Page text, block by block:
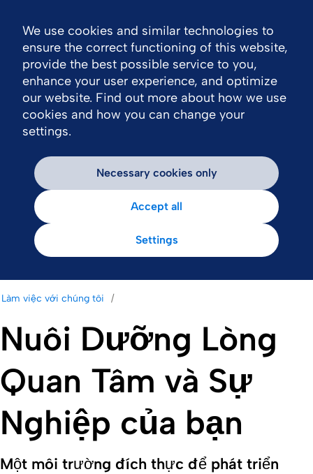
Làm việc với chúng tôi
Nuôi Dưỡng Lòng
Quan Tâm và Sự
Nghiệp của bạn
Một môi trường đích thực để phát triển
We use cookies and similar technologies to
ensure the correct functioning of this website,
provide the best possible service to you,
enhance your user experience, and optimize
our website. Find out more about how we use
cookies and how you can change your
settings.
Necessary cookies only
Accept all
Settings